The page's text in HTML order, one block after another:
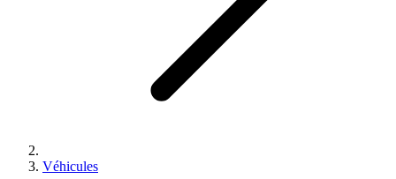
Véhicules